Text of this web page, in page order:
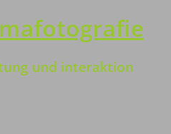
und interaktion